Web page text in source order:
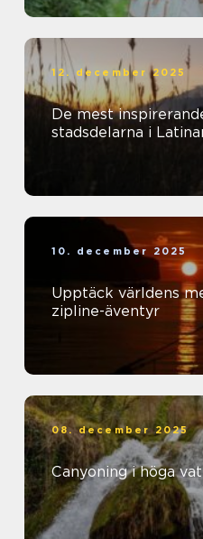
12. december 2025
De mest
stadsdelarna i
10. december 2025
Upptäck världens
zipline-äventyr
08. december 2025
Canyoning i höga